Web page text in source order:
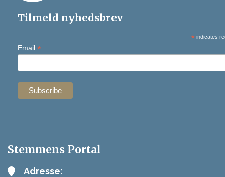
Tilmeld nyhedsbrev
*indicates
Email *
Stemmens Portal
Adresse: